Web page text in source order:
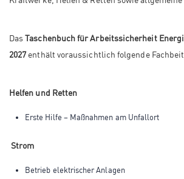
DasTaschenbuch für Arbeitssicherheit
2027enthält voraussichtlich folgende
Helfen und Retten
Erste Hilfe – Maßnahmen am Unfallort
Strom
Betrieb elektrischer Anlagen